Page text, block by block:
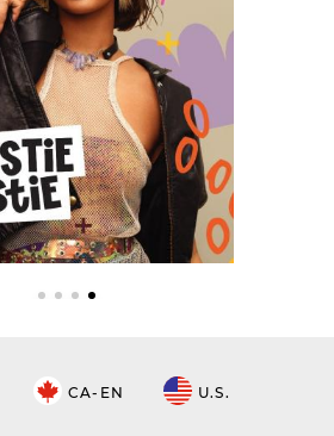
CA-EN U.S.